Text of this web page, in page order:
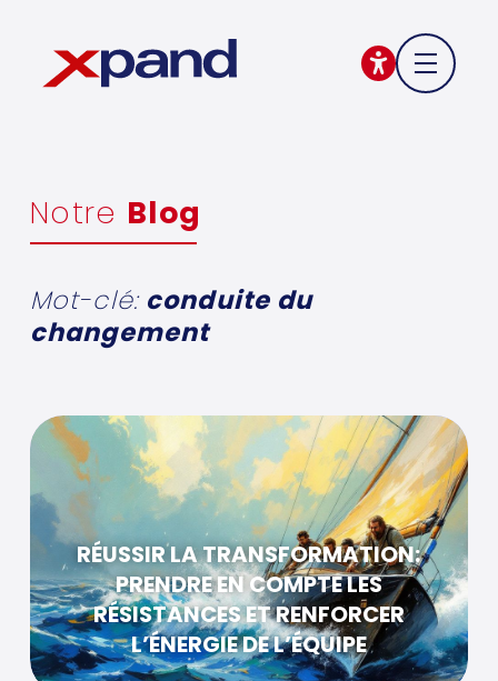
Notre Blog
Mot-clé: conduite du
changement
RÉUSSIR LA TRANSFORMATION:
PRENDRE EN COMPTE LES
RÉSISTANCES ET RENFORCER
L’ÉNERGIE DE L’ÉQUIPE